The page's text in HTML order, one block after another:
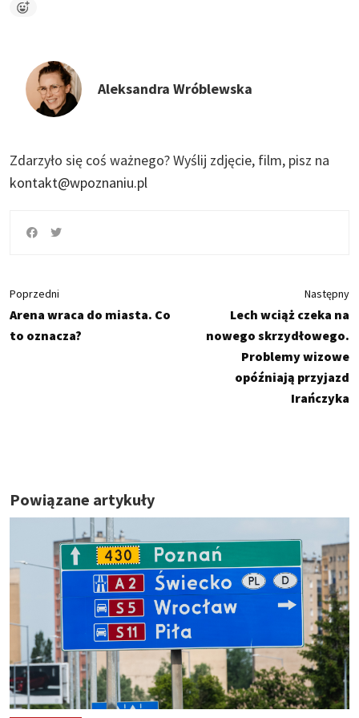
Aleksandra Wróblewska
Zdarzyło się coś ważnego?Wyślij zdjęcie, film, pisz na
kontakt@wpoznaniu.pl
Poprzedni
Arena wraca do miasta. Co
to oznacza?
Następny
Lech wciąż czeka na
nowego skrzydłowego.
Problemy wizowe
opóźniają przyjazd
Irańczyka
Powiązane artykuły